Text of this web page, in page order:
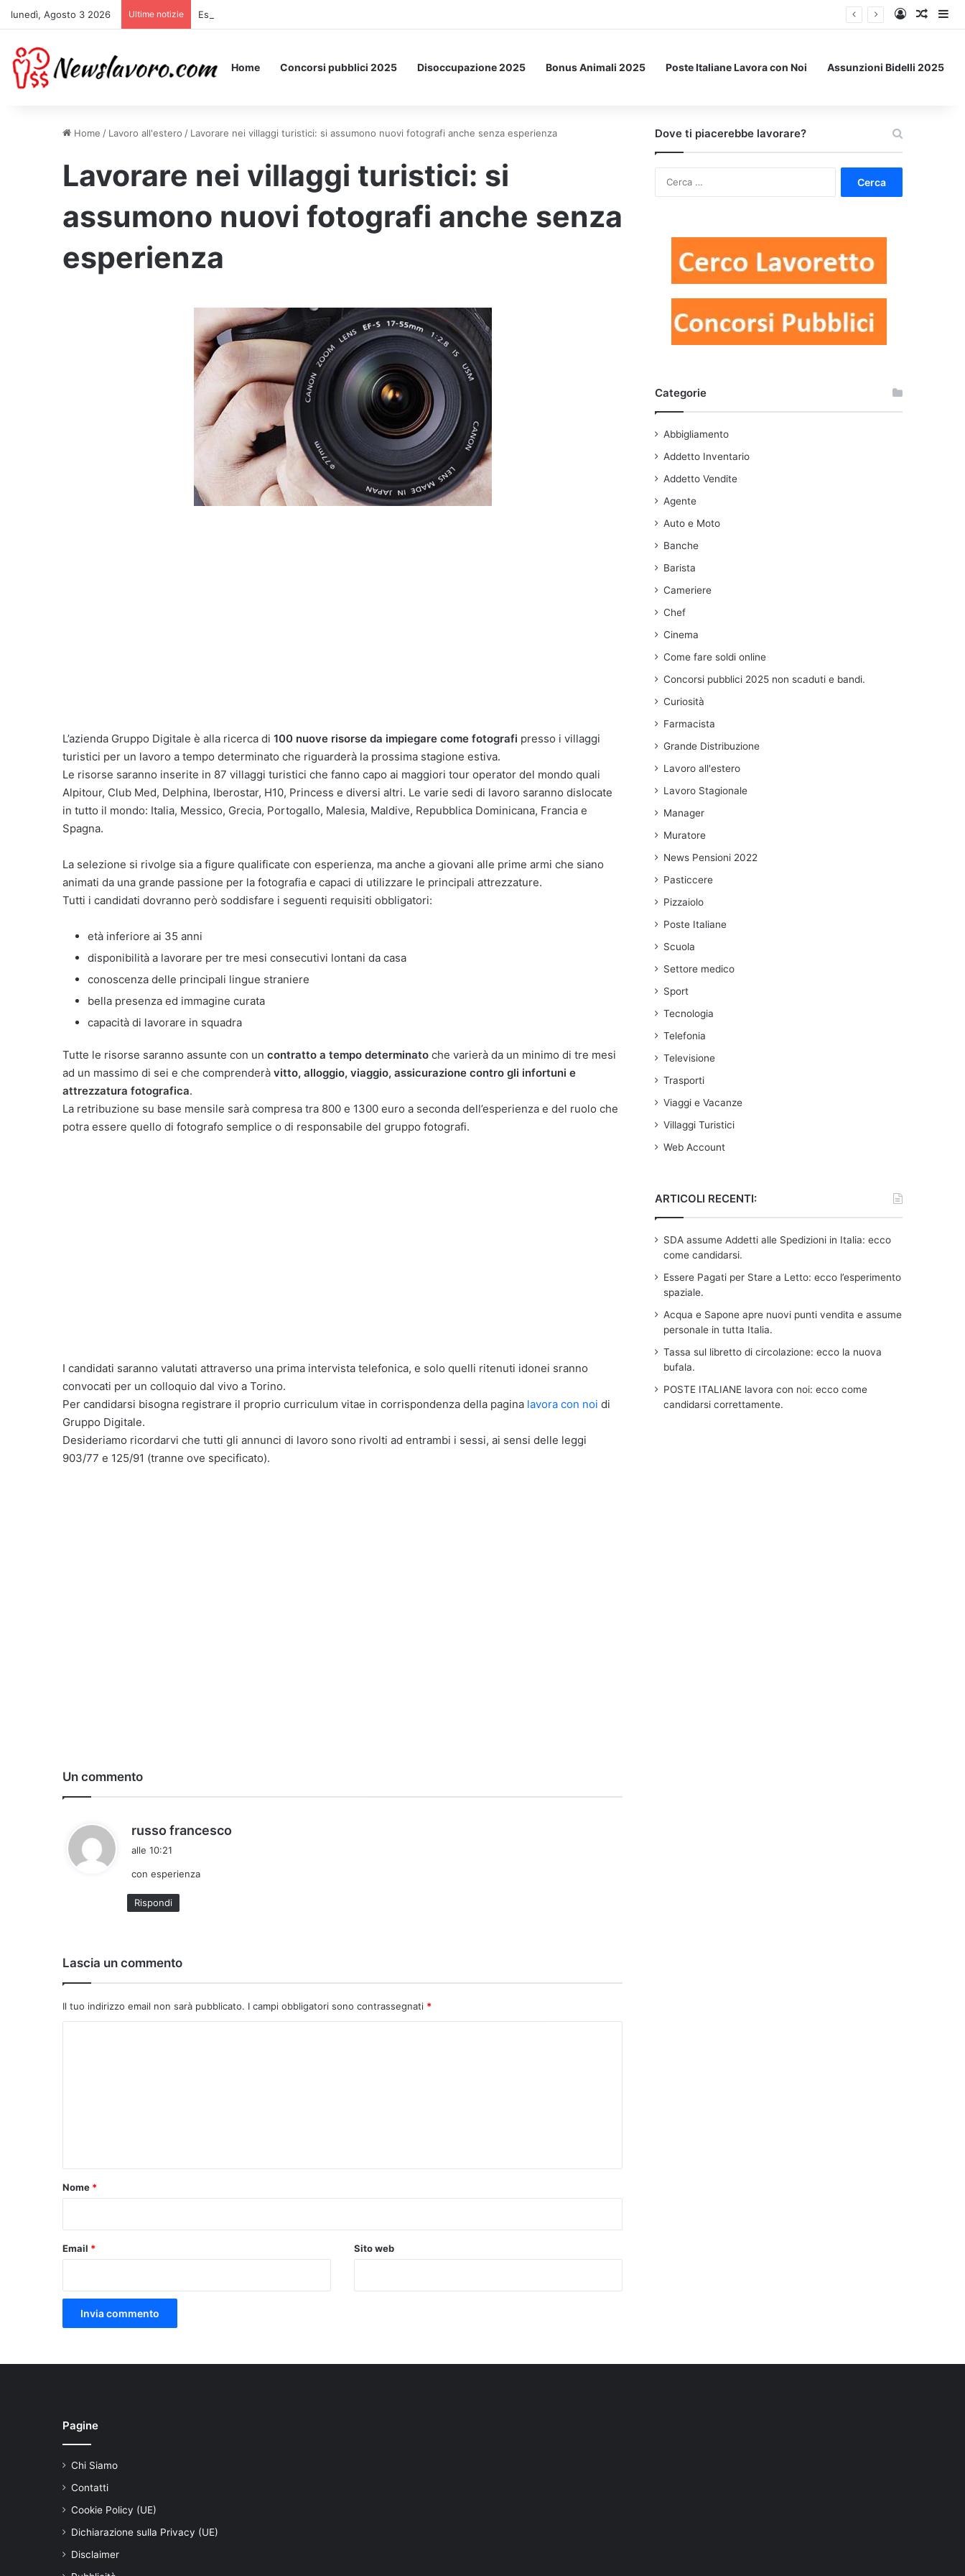
lunedì, Agosto 3 2026 Ultime notizie Essere Pagati per Stare a Letto: ecco l’esperimento spaziale. Accedi
Un
Home Concorsi pubblici 2025 Disoccupazione 2025 Bonus Animali 2025 Poste Italiane Lavora con Noi Assunzioni Bidelli 2025
Home / Lavoro all'estero / Lavorare nei villaggi turistici: si assumono nuovi fotografi anche senza esperienza
Lavorare nei villaggi turistici: si
assumono nuovi fotografi anche senza
esperienza
L’azienda Gruppo Digitale è alla ricerca di 100 nuove risorse da impiegare come fotografi presso i villaggi
turistici per un lavoro a tempo determinato che riguarderà la prossima stagione estiva.
Le risorse saranno inserite in 87 villaggi turistici che fanno capo ai maggiori tour operator del mondo quali
Alpitour, Club Med, Delphina, Iberostar, H10, Princess e diversi altri. Le varie sedi di lavoro saranno dislocate
in tutto il mondo: Italia, Messico, Grecia, Portogallo, Malesia, Maldive, Repubblica Dominicana, Francia e
Spagna.
La selezione si rivolge sia a figure qualificate con esperienza, ma anche a giovani alle prime armi che siano
animati da una grande passione per la fotografia e capaci di utilizzare le principali attrezzature.
Tutti i candidati dovranno però soddisfare i seguenti requisiti obbligatori:
età inferiore ai 35 anni
disponibilità a lavorare per tre mesi consecutivi lontani da casa
conoscenza delle principali lingue straniere
bella presenza ed immagine curata
capacità di lavorare in squadra
Tutte le risorse saranno assunte con un contratto a tempo determinato che varierà da un minimo di tre mesi
ad un massimo di sei e che comprenderà vitto, alloggio, viaggio, assicurazione contro gli infortuni e
attrezzatura fotografica.
La retribuzione su base mensile sarà compresa tra 800 e 1300 euro a seconda dell’esperienza e del ruolo che
potra essere quello di fotografo semplice o di responsabile del gruppo fotografi.
I candidati saranno valutati attraverso una prima intervista telefonica, e solo quelli ritenuti idonei sranno
convocati per un colloquio dal vivo a Torino.
Per candidarsi bisogna registrare il proprio curriculum vitae in corrispondenza della pagina lavora con noi di
Gruppo Digitale.
Desideriamo ricordarvi che tutti gli annunci di lavoro sono rivolti ad entrambi i sessi, ai sensi delle leggi
903/77 e 125/91 (tranne ove specificato).
Un commento
russo francesco
alle 10:21
con esperienza
Rispondi
Lascia un commento
Il tuo indirizzo email non sarà pubblicato. I campi obbligatori sono contrassegnati *
o
Nome *
Email * Sito web
Dove ti piacerebbe lavorare?
Categorie
Abbigliamento
Addetto Inventario
Addetto Vendite
Agente
Auto e Moto
Banche
Barista
Cameriere
Chef
Cinema
Come fare soldi online
Concorsi pubblici 2025 non scaduti e bandi.
Curiosità
Farmacista
Grande Distribuzione
Lavoro all'estero
Lavoro Stagionale
Manager
Muratore
News Pensioni 2022
Pasticcere
Pizzaiolo
Poste Italiane
Scuola
Settore medico
Sport
Tecnologia
Telefonia
Televisione
Trasporti
Viaggi e Vacanze
Villaggi Turistici
Web Account
ARTICOLI RECENTI:
SDA assume Addetti alle Spedizioni in Italia: ecco
come candidarsi.
Essere Pagati per Stare a Letto: ecco l’esperimento
spaziale.
Acqua e Sapone apre nuovi punti vendita e assume
personale in tutta Italia.
Tassa sul libretto di circolazione: ecco la nuova
bufala.
POSTE ITALIANE lavora con noi: ecco come
candidarsi correttamente.
Pagine
Chi Siamo
Contatti
Cookie Policy (UE)
Dichiarazione sulla Privacy (UE)
Disclaimer